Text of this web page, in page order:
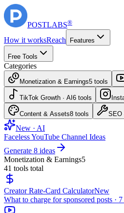
POSTLABS®
How it worksReach Features
Free Tools
Categories
Monetization & Earnings5 tools
TikTok Growth · AI 6 tools
Content & Assets8 tools SEO
New · AI
Faceless YouTube Channel Ideas
Generate 8 ideas
Monetization & Earnings5
41 tools total
Creator Rate-Card CalculatorNew
What to charge for sponsored posts ·